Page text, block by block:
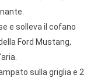
e solleva il cofano
Ford Mustang,
sulla griglia e 2